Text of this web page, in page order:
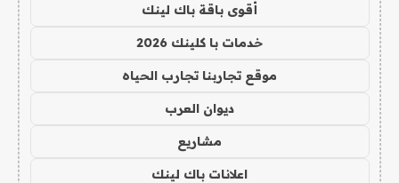
أقوى باقة باك لينك
خدمات با كلينك 2026
موقع تجاربنا تجارب الحياه
ديوان العرب
مشاريع
اعلانات باك لينك